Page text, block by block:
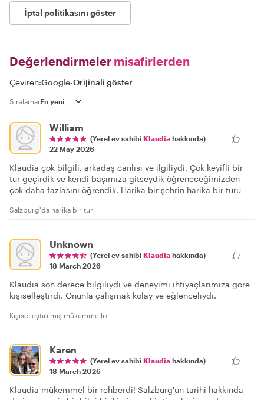
İptal politikasını göster
Değerlendirmeler misafirlerden
Çeviren:Google-Orijinali göster
Sıralama:
William
(Yerel ev sahibi Klaudia hakkında)
22 May 2026
Klaudia çok bilgili, arkadaş canlısı ve ilgiliydi. Çok keyifli bir
tur geçirdik ve kendi başımıza gitseydik öğreneceğimizden
çok daha fazlasını öğrendik. Harika bir şehrin harika bir turu
Salzburg'da harika bir tur
Unknown
(Yerel ev sahibi Klaudia hakkında)
18 March 2026
Klaudia son derece bilgiliydi ve deneyimi ihtiyaçlarımıza göre
kişiselleştirdi. Onunla çalışmak kolay ve eğlenceliydi.
Kişiselleştirilmiş mükemmellik
Karen
(Yerel ev sahibi Klaudia hakkında)
18 March 2026
Klaudia mükemmel bir rehberdi! Salzburg'un tarihi hakkında